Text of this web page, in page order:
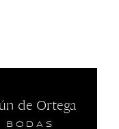
de Ortega
BODAS